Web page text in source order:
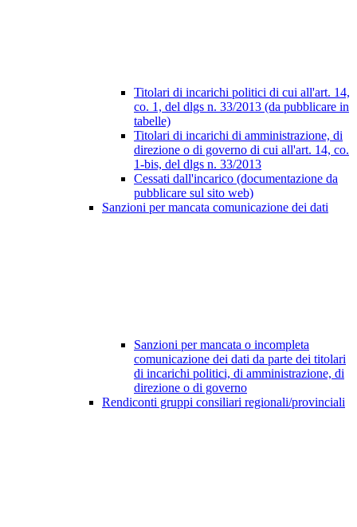
Titolari di incarichi politici di cui all'art. 14,
co. 1, del dlgs n. 33/2013 (da pubblicare in
tabelle)
Titolari di incarichi di amministrazione, di
direzione o di governo di cui all'art. 14, co.
1-bis, del dlgs n. 33/2013
Cessati dall'incarico (documentazione da
pubblicare sul sito web)
Sanzioni per mancata comunicazione dei dati
Sanzioni per mancata o incompleta
comunicazione dei dati da parte dei titolari
di incarichi politici, di amministrazione, di
direzione o di governo
Rendiconti gruppi consiliari regionali/provinciali